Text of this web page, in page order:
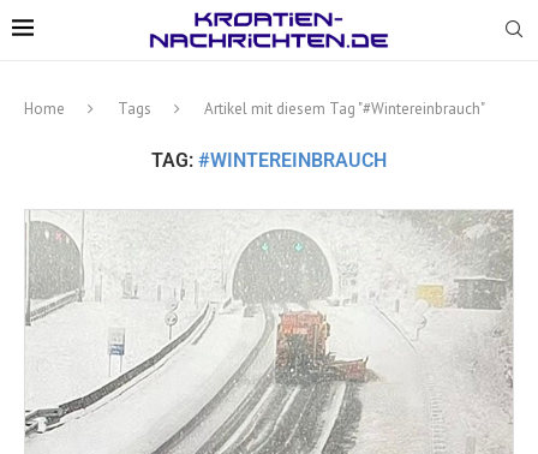
Home Tags Artikel mit diesem Tag "#Wintereinbrauch"
TAG: #WINTEREINBRAUCH